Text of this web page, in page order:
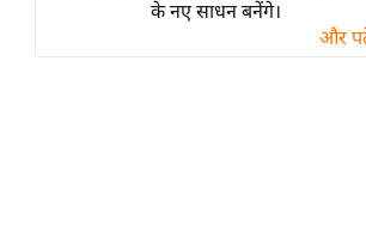
पर्यटन स्थल
फिटनेस मंत्रा
के नए साधन बनेंगे।
और